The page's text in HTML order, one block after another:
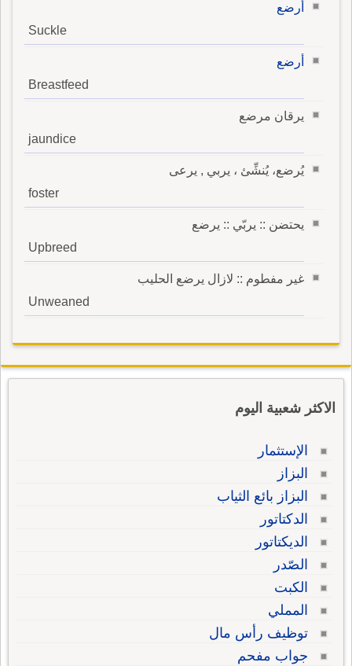
أرضع
Suckle
أرضع
Breastfeed
يرقان مرضع
jaundice
يُرضع، يُنشِّئ ، يربي , يرعى
foster
يحتضن :: يربّي :: يرضع
Upbreed
غير مفطوم :: لازال يرضع الحليب
Unweaned
الاكثر شعبية اليوم
الإستثمار
البزاز
البزاز بائع الثياب
الدكتاتور
الديكتاتور
الصّدر
الكبت
المملي
توظيف رأس مال
جواب مفحم